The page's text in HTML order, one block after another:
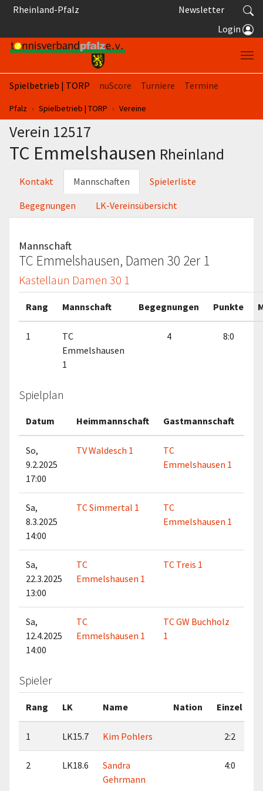
Springe zum Seiteninhalt
Rheinland-Pfalz
Newsletter
Login
Spielbetrieb | TORP nuScore Turniere
Termine
Sie sind hier:
Pfalz Spielbetrieb | TORP Vereine
Verein 12517
TC Emmelshausen Rheinland
Kontakt Mannschaften Spielerliste
Begegnungen LK-Vereinsübersicht
Mannschaft
TC Emmelshausen, Damen 30 2er 1
Kastellaun Damen 30 1
Rang Mannschaft Begegnungen Punkte
1
TC
Emmelshausen
1
4 8:0
Spielplan
Datum Heimmannschaft Gastmannschaft
So,
9.2.2025
17:00
TV Waldesch 1
TC
Emmelshausen 1
Sa,
8.3.2025
14:00
TC Simmertal 1
TC
Emmelshausen 1
Sa,
22.3.2025
13:00
TC
Emmelshausen 1
TC Treis 1
Sa,
12.4.2025
14:00
TC
Emmelshausen 1
TC GW Buchholz
1
Spieler
Rang LK Name Nation Einzel
1 LK15.7 Kim Pohlers 2:2
2 LK18.6
Sandra
Gehrmann
4:0